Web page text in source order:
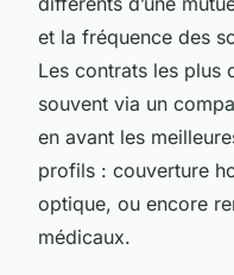
et la fréquence des
Les contrats les plus
souvent via un
en avant les
profils : couverture
optique, ou encore
médicaux.